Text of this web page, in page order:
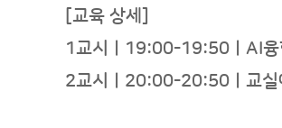
[교육 상세]
1교시ㅣ19:00-19:50ㅣAI융
2교시ㅣ20:00-20:50ㅣ교실